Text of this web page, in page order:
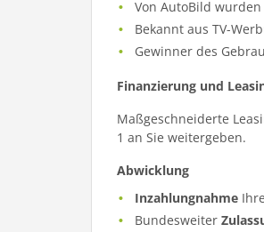
Von AutoBild
Bekannt aus TV-
Gewinner des
Finanzierung und
Maßgeschneiderte
1 an Sie weitergeben.
Abwicklung
Inzahlungnahme
Bundesweiter